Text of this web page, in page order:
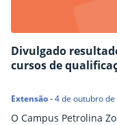
Divulgado
cursos de
Extensão-4 de outubro de
O Campus Petrolina